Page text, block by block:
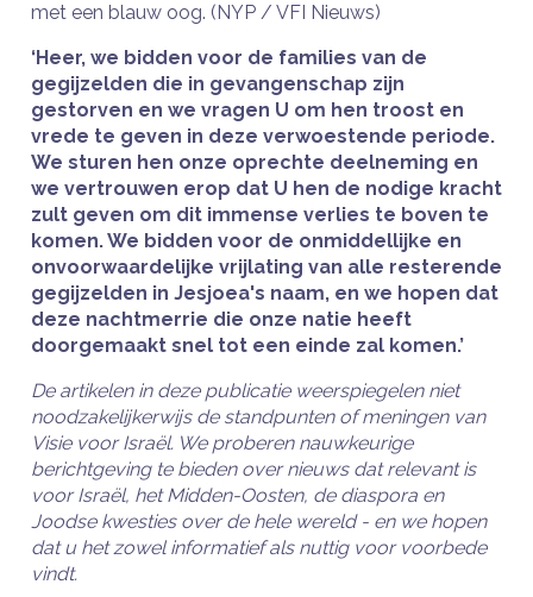
met een blauw oog. (NYP / VFI Nieuws)
‘Heer, we bidden voor de families van de
gegijzelden die in gevangenschap zijn
gestorven en we vragen U om hen troost en
vrede te geven in deze verwoestende periode.
We sturen hen onze oprechte deelneming en
we vertrouwen erop dat U hen de nodige kracht
zult geven om dit immense verlies te boven te
komen. We bidden voor de onmiddellijke en
onvoorwaardelijke vrijlating van alle resterende
gegijzelden in Jesjoea's naam, en we hopen dat
deze nachtmerrie die onze natie heeft
doorgemaakt snel tot een einde zal komen.’
De artikelen in deze publicatie weerspiegelen niet
noodzakelijkerwijs de standpunten of meningen van
Visie voor Israël. We proberen nauwkeurige
berichtgeving te bieden over nieuws dat relevant is
voor Israël, het Midden-Oosten, de diaspora en
Joodse kwesties over de hele wereld - en we hopen
dat u het zowel informatief als nuttig voor voorbede
vindt.